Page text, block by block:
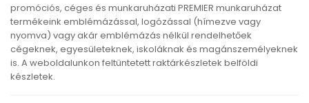
promóciós, céges és munkaruházati PREMIER munkaruházat
termékeink emblémázással, logózással (hímezve vagy
nyomva) vagy akár emblémázás nélkül rendelhetőek
cégeknek, egyesületeknek, iskoláknak és magánszemélyeknek
is. A weboldalunkon feltüntetett raktárkészletek belföldi
készletek.